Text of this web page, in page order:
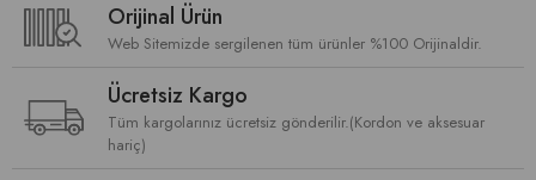
Orijinal Ürün
Web Sitemizde sergilenen tüm ürünler %100 Orijinaldir.
Ücretsiz Kargo
Tüm kargolarınız ücretsiz gönderilir.(Kordon ve aksesuar
hariç)